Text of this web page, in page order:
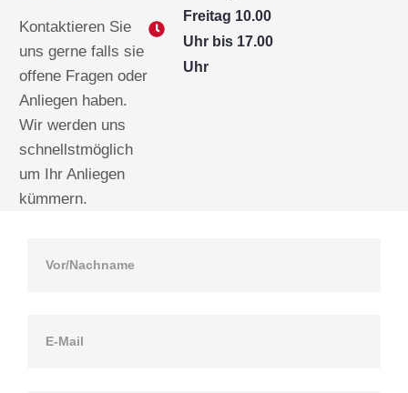
Kontaktieren Sie
uns gerne falls sie
offene Fragen oder
Anliegen haben.
Wir werden uns
schnellstmöglich
um Ihr Anliegen
kümmern.
Freitag 10.00
Uhr bis 17.00
Uhr